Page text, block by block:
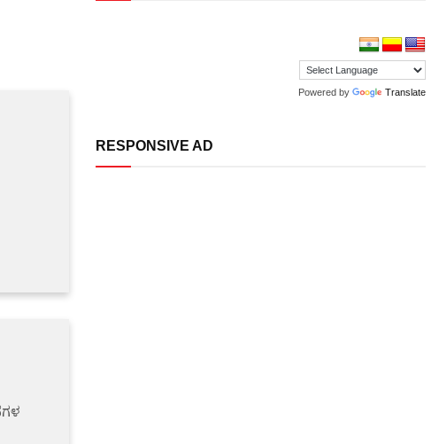
Powered by Translate
RESPONSIVE AD